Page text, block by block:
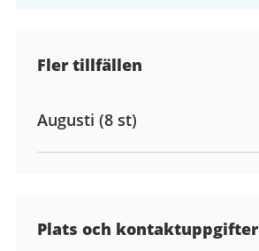
Fler tillfällen
Augusti (8 st)
Plats och kontaktuppgifter